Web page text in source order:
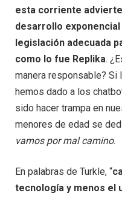
esta corriente
desarrollo
legislación adecuada
como lo fue Replika.
manera responsable?
hemos dado a los
sido hacer trampa en
menores de edad se
vamos por mal camino.
En palabras de Turkle, “
tecnología y menos el